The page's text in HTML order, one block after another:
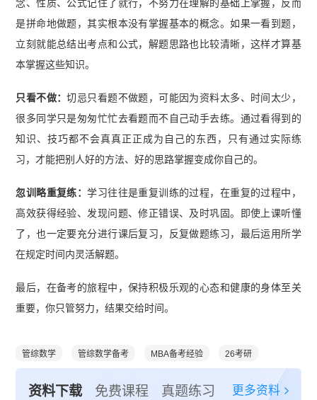
念、性质、公式记住了就行，不努力在理解的基础上掌握，反而
是拼命地做题，其实根本没有掌握基本的概念。如果一看到题，
立刻就能总结出考点和公式，解题思路也比较清晰，这样才算基
本掌握这些知识。
只看不做：切忌只看题不做题，可能因为资料太多、时间太少，
很多同学只是匆匆忙忙去看题而不自己动手去练。通过看得到的
知识、技巧都不会真真正正成为自己的东西，只有通过实际练
习，才能把别人好的方法、好的思路掌握变成你自己的。
忽训略重复练：学习往往是重复训练的过程，在重复的过程中，
高效获得经验、发现问题、修正错误、及时巩固。即使上课听懂
了，也一定要充分进行课后复习，反复做题练习，最后运用所学
在规定时间内灵活解题。
最后，在备考的旅程中，保持积极乐观的心态和健康的身体至关
重要，你只管努力，结果交给时间。
管综数学 管综数学备考 MBA备考经验 26考研
资料下载 免费课程 真题练习 更多资料